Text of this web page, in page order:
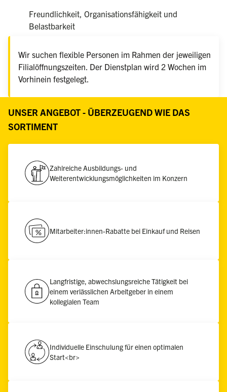
Freundlichkeit, Organisationsfähigkeit und
Belastbarkeit
Wir suchen flexible Personen im Rahmen der jeweiligen
Filialöffnungszeiten. Der Dienstplan wird 2 Wochen im
Vorhinein festgelegt.
UNSER ANGEBOT - ÜBERZEUGEND WIE DAS
SORTIMENT
Zahlreiche Ausbildungs- und
Weiterentwicklungsmöglichkeiten im Konzern
Mitarbeiter:innen-Rabatte bei Einkauf und Reisen
Langfristige, abwechslungsreiche Tätigkeit bei
einem verlässlichen Arbeitgeber in einem
kollegialen Team
Individuelle Einschulung für einen optimalen
Start<br>